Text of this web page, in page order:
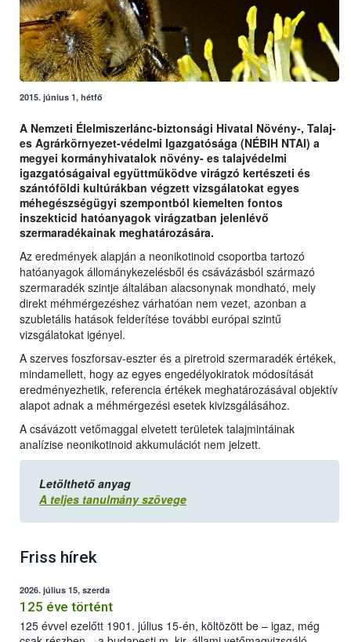
2015. június 1, hétfő
A Nemzeti Élelmiszerlánc-biztonsági Hivatal Növény-, Talaj-
es Agrárkörnyezet-védelmi Igazgatósága (NÉBIH NTAI) a
megyei kormányhivatalok növény- es talajvédelmi
igazgatóságaival együttműködve virágzó kertészeti és
szántóföldi kultúrákban végzett vizsgálatokat egyes
méhegészségügyi szempontból kiemelten fontos
inszekticid hatóanyagok virágzatban jelenlévő
szermaradékainak meghatározására.
Az eredmények alapján a neonikotinoid csoportba tartozó
hatóanyagok állománykezelésből és csávázásból származó
szermaradék szintje általában alacsonynak mondható, mely
direkt méhmérgezéshez várhatóan nem vezet, azonban a
szubletális hatások felderítése további európai szintű
vizsgálatokat igényel.
A szerves foszforsav-eszter és a piretroid szermaradék értékek,
mindamellett, hogy az egyes engedélyokiratok módosítását
eredményezhetik, referencia értékek meghatározásával objektív
alapot adnak a méhmérgezési esetek kivizsgálásához.
A csávázott vetőmaggal elvetett területek talajmintáinak
analízise neonikotinoid akkumulációt nem jelzett.
Letölthető anyag
A teljes tanulmány szövege
Friss hírek
2026. július 15, szerda
125 éve történt
125 évvel ezelőtt 1901. július 15-én, költözött be – igaz, még